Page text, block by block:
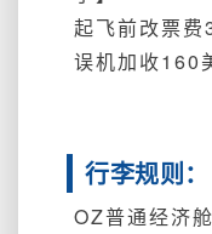
起飞前改票
误机加收160
行李规则：
OZ普通经济舱